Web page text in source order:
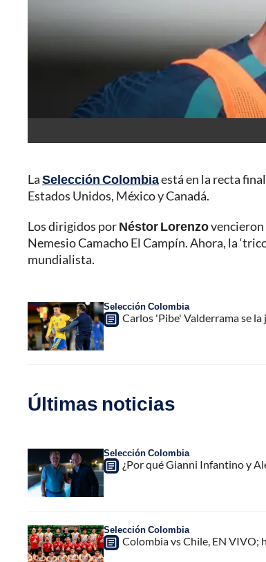
LaSelección Colombiaestá en la recta
Estados Unidos, México y Canadá.
Los dirigidos porNéstor Lorenzovencieron
Nemesio Camacho El Campín. Ahora, la
mundialista.
Selección Colombia
Carlos 'Pibe' Valderrama se
Últimas noticias
Selección Colombia
¿Por qué Gianni Infantino y
Selección Colombia
Colombia vs Chile, EN VIVO;